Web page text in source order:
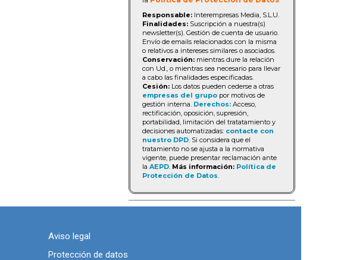
Responsable: Interempresas Media, S.L.U.
Finalidades: Suscripción a nuestra(s)
newsletter(s). Gestión de cuenta de usuario.
Envío de emails relacionados con la misma
o relativos a intereses similares o asociados.
Conservación: mientras dure la relación
con Ud., o mientras sea necesario para llevar
a cabo las finalidades especificadas.
Cesión: Los datos pueden cederse a otras
empresas del grupo por motivos de
gestión interna. Derechos: Acceso,
rectificación, oposición, supresión,
portabilidad, limitación del tratatamiento y
decisiones automatizadas: contacte con
nuestro DPD. Si considera que el
tratamiento no se ajusta a la normativa
vigente, puede presentar reclamación ante
la AEPD. Más información: Política de
Protección de Datos.
Aviso legal
Protección de datos